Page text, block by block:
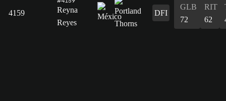
4159
Reyna
Reyes
DFI
GLB
72
RIT
62